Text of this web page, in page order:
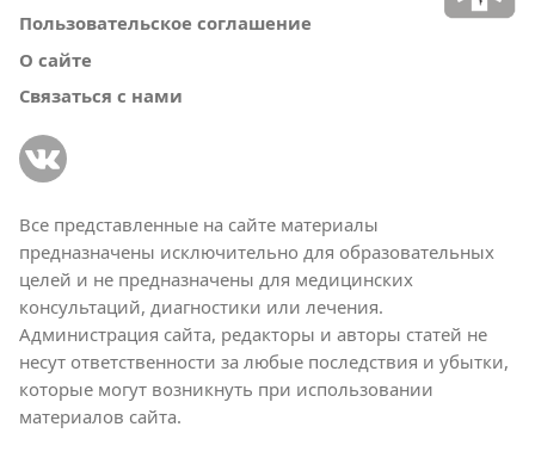
Пользовательское соглашение
О сайте
Связаться с нами
Все представленные на сайте материалы
предназначены исключительно для образовательных
целей и не предназначены для медицинских
консультаций, диагностики или лечения.
Администрация сайта, редакторы и авторы статей не
несут ответственности за любые последствия и убытки,
которые могут возникнуть при использовании
материалов сайта.